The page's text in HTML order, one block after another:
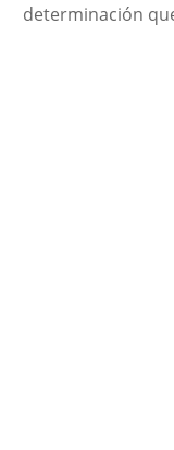
determinación